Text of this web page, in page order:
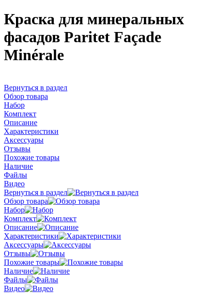
Краска для минеральных
фасадов Paritet Façade
Minérale
Вернуться в раздел
Обзор товара
Набор
Комплект
Описание
Характеристики
Аксессуары
Отзывы
Похожие товары
Наличие
Файлы
Видео
Вернуться в раздел
Обзор товара
Набор
Комплект
Описание
Характеристики
Аксессуары
Отзывы
Похожие товары
Наличие
Файлы
Видео